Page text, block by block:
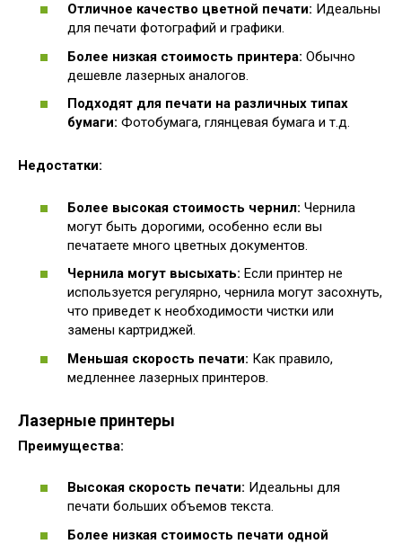
Отличное качество цветной печати: Идеальны
для печати фотографий и графики.
Более низкая стоимость принтера: Обычно
дешевле лазерных аналогов.
Подходят для печати на различных типах
бумаги: Фотобумага, глянцевая бумага и т.д.
Недостатки:
Более высокая стоимость чернил: Чернила
могут быть дорогими, особенно если вы
печатаете много цветных документов.
Чернила могут высыхать: Если принтер не
используется регулярно, чернила могут засохнуть,
что приведет к необходимости чистки или
замены картриджей.
Меньшая скорость печати: Как правило,
медленнее лазерных принтеров.
Лазерные принтеры
Преимущества:
Высокая скорость печати: Идеальны для
печати больших объемов текста.
Более низкая стоимость печати одной